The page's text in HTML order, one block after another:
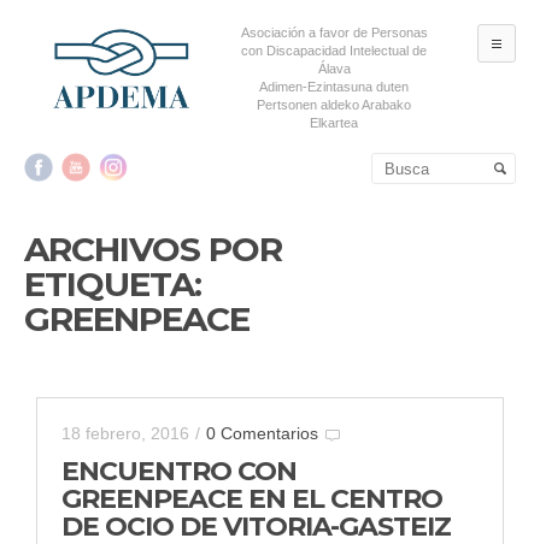
Asociación a favor de Personas
con Discapacidad Intelectual de
Álava
Adimen-Ezintasuna duten
Pertsonen aldeko Arabako
Elkartea
secundario
ARCHIVOS POR
ETIQUETA:
GREENPEACE
18 febrero, 2016 / 0 Comentarios
ENCUENTRO CON
GREENPEACE EN EL CENTRO
DE OCIO DE VITORIA-GASTEIZ